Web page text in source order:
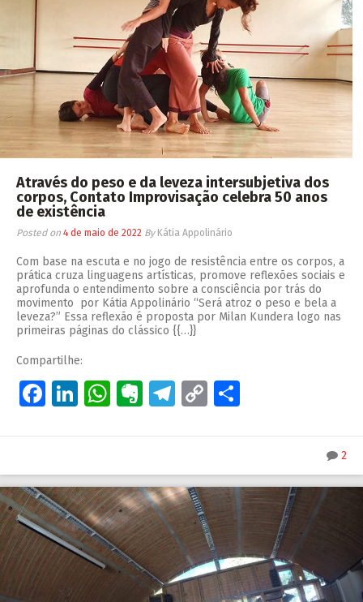
Através do peso e da leveza intersubjetiva dos
corpos, Contato Improvisação celebra 50 anos
de existência
Posted on 4 de maio de 2022 By Kátia Appolinário
Com base na escuta e no jogo de resistência entre os corpos, a
prática cruza linguagens artísticas, promove reflexões sociais e
aprofunda o entendimento sobre a consciência por trás do
movimento por Kátia Appolinário “Será atroz o peso e bela a
leveza?” Essa reflexão é proposta por Milan Kundera logo nas
primeiras páginas do clássico {{…}}
Compartilhe:
Facebook
LinkedIn
WhatsApp
Evernote
Telegram
Copy
2